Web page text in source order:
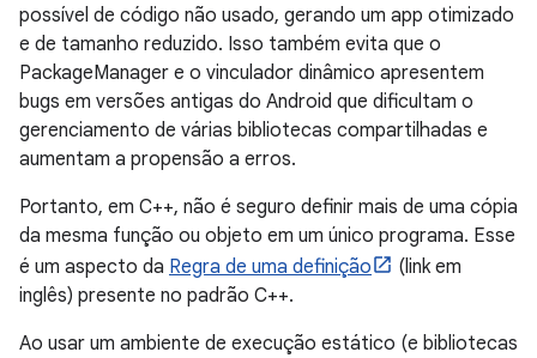
possível de código não usado, gerando um app otimizado
e de tamanho reduzido. Isso também evita que o
PackageManager e o vinculador dinâmico apresentem
bugs em versões antigas do Android que dificultam o
gerenciamento de várias bibliotecas compartilhadas e
aumentam a propensão a erros.
Portanto, em C++, não é seguro definir mais de uma cópia
da mesma função ou objeto em um único programa. Esse
é um aspecto da Regra de uma definição
(link em
inglês) presente no padrão C++.
Ao usar um ambiente de execução estático (e bibliotecas